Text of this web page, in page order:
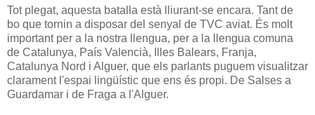
Tot plegat, aquesta batalla està lliurant-se encara. Tant de
bo que tornin a disposar del senyal de TVC aviat. És molt
important per a la nostra llengua, per a la llengua comuna
de Catalunya, País Valencià, Illes Balears, Franja,
Catalunya Nord i Alguer, que els parlants puguem visualitzar
clarament l'espai lingüístic que ens és propi. De Salses a
Guardamar i de Fraga a l'Alguer.